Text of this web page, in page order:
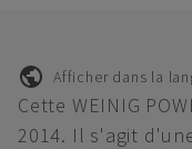
Afficher dans la
Cette WEINIG
2014. Il s'agit